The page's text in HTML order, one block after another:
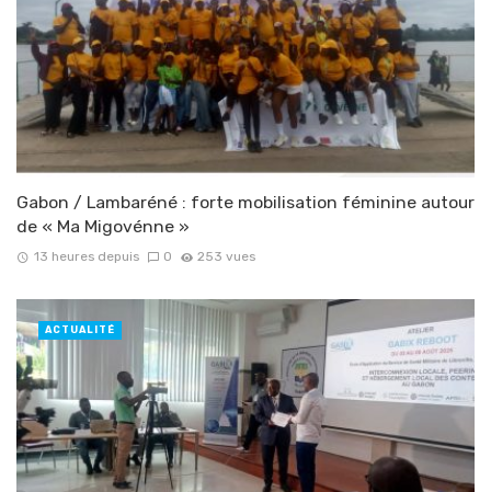
Gabon / Lambaréné : forte mobilisation féminine autour
de « Ma Migovénne »
13 heures depuis 0 253 vues
ACTUALITÉ